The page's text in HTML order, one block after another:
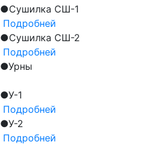
●Сушилка СШ-1
Подробней
●Сушилка СШ-2
Подробней
●Урны
●У-1
Подробней
●У-2
Подробней